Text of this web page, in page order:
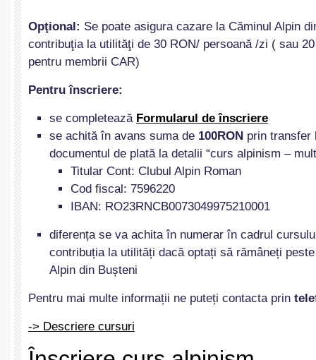
Opţional: Se poate asigura cazare la Căminul Alpin
contribuţia la utilităţi de 30 RON/ persoană /zi ( sau
pentru membrii CAR)
Pentru înscriere:
se completează Formularul deînscriere
se achită în avans suma de 100RON prin transfer
documentul de plată la detalii “curs alpinism –
Titular Cont: Clubul Alpin Roman
Cod fiscal: 7596220
IBAN: RO23RNCB0073049975210001
diferența se va achita în numerar în cadrul
contribuția la utilități dacă optați să rămâneți
Alpin din Bușteni
Pentru mai multe informații ne puteți contacta prin
-> Descriere cursuri